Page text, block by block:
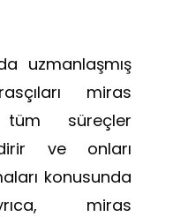
uzmanlaşmış
miras
süreçler
ve onları
konusunda
miras